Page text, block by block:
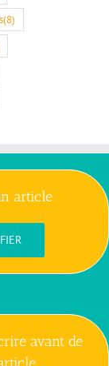
(8)
article
avant de